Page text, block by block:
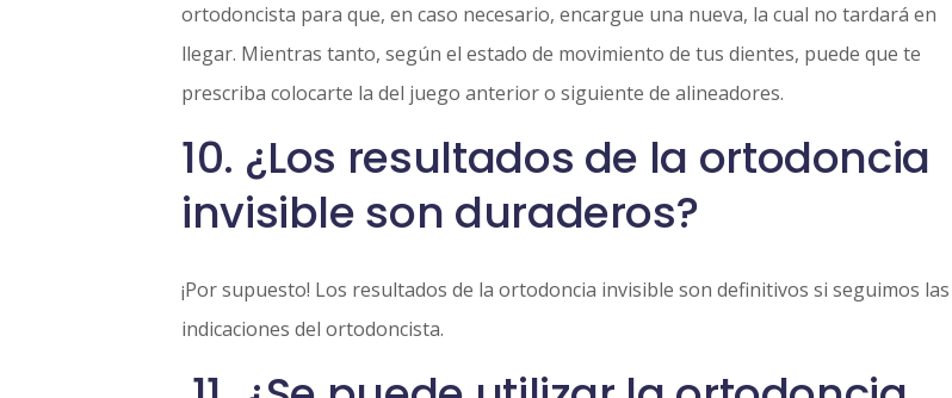
ortodoncista para que, en caso necesario, encargue una nueva, la cual no tardará en
llegar. Mientras tanto, según el estado de movimiento de tus dientes, puede que te
prescriba colocarte la del juego anterior o siguiente de alineadores.
10. ¿Los resultados de la ortodoncia
invisible son duraderos?
¡Por supuesto! Los resultados de la ortodoncia invisible son definitivos si seguimos las
indicaciones del ortodoncista.